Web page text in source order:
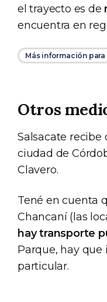
el trayecto es de
encuentra en
Más información
Otros
Salsacate recibe
ciudad de
Clavero.
Tené en cuenta
Chancaní (las
hay transporte
Parque, hay que
particular.